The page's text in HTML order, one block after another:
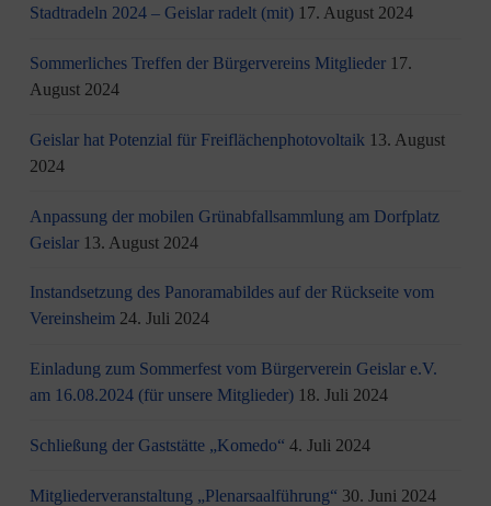
Stadtradeln 2024 – Geislar radelt (mit) 17. August 2024
Sommerliches Treffen der Bürgervereins Mitglieder 17.
August 2024
Geislar hat Potenzial für Freiflächenphotovoltaik 13. August
2024
Anpassung der mobilen Grünabfallsammlung am Dorfplatz
Geislar 13. August 2024
Instandsetzung des Panoramabildes auf der Rückseite vom
Vereinsheim 24. Juli 2024
Einladung zum Sommerfest vom Bürgerverein Geislar e.V.
am 16.08.2024 (für unsere Mitglieder) 18. Juli 2024
Schließung der Gaststätte „Komedo“ 4. Juli 2024
Mitgliederveranstaltung „Plenarsaalführung“ 30. Juni 2024